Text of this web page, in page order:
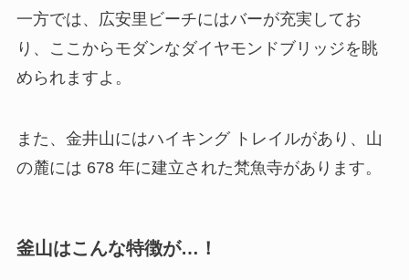
一方では、広安里ビーチにはバーが充実してお
り、ここからモダンなダイヤモンドブリッジを眺
められますよ。
また、金井山にはハイキング トレイルがあり、山
の麓には 678 年に建立された梵魚寺があります。
釜山はこんな特徴が…！